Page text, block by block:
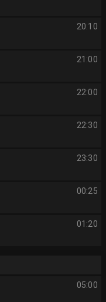
20:10
21:00
22:00
22:30
23:30
00:25
01:20
05:00